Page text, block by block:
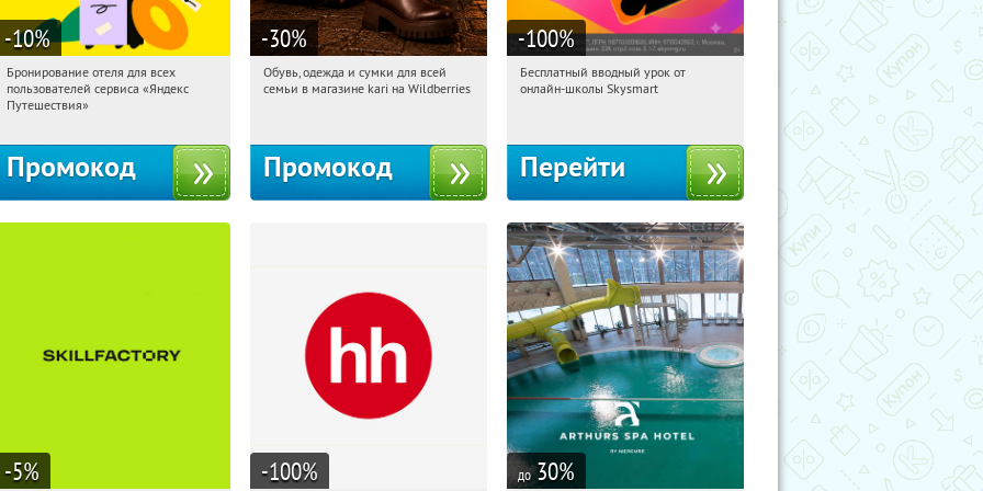
-10%
02:12:22
Получи первым!
Россия
Бронирование отеля для всех
пользователей сервиса «Яндекс
Путешествия»
Промокод
-30%
02:12:22 Получили:
Обувь, одежда и сумки для всей
семьи в магазине kari на Wildberries
Промокод
-100%
02:12:22
Получи первым!
Бесплатный вводный урок от
онлайн-школы Skysmart
Перейти
-5% -100% до 30%